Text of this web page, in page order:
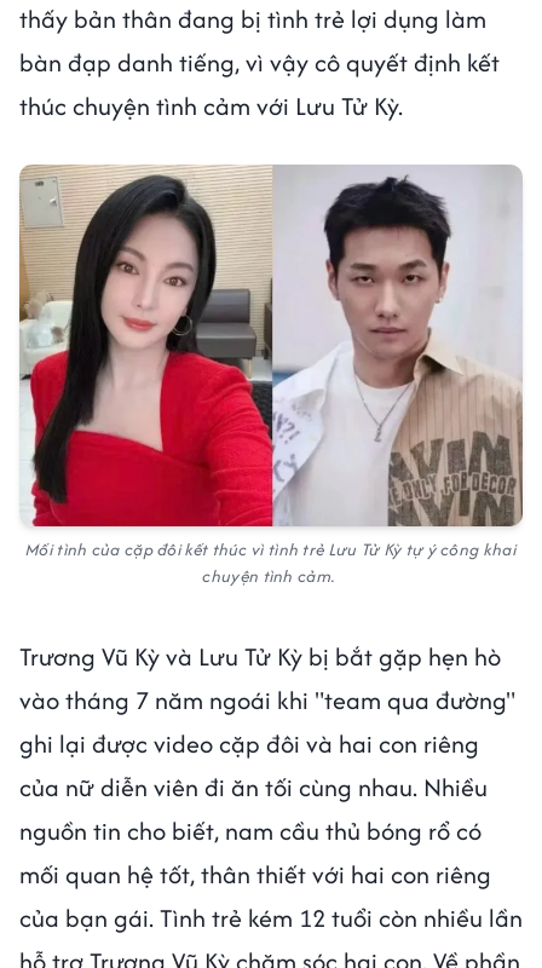
thấy bản thân đang bị tình trẻ lợi dụng làm
bàn đạp danh tiếng, vì vậy cô quyết định kết
thúc chuyện tình cảm với Lưu Tử Kỳ.
Mối tình của cặp đôi kết thúc vì tình trẻ Lưu Tử Kỳ tự ý công khai
chuyện tình cảm.
Trương Vũ Kỳ và Lưu Tử Kỳ bị bắt gặp hẹn hò
vào tháng 7 năm ngoái khi "team qua đường"
ghi lại được video cặp đôi và hai con riêng
của nữ diễn viên đi ăn tối cùng nhau. Nhiều
nguồn tin cho biết, nam cầu thủ bóng rổ có
mối quan hệ tốt, thân thiết với hai con riêng
của bạn gái. Tình trẻ kém 12 tuổi còn nhiều lần